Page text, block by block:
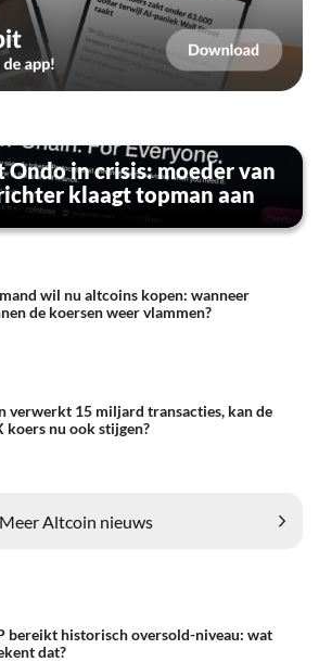
in crisis: moeder van
klaagt topman aan
wil nu altcoins kopen: wanneer
de koersen weer vlammen?
verwerkt 15 miljard transacties, kan de
koers nu ook stijgen?
Meer Altcoin nieuws
bereikt historisch oversold-niveau: wat
dat?